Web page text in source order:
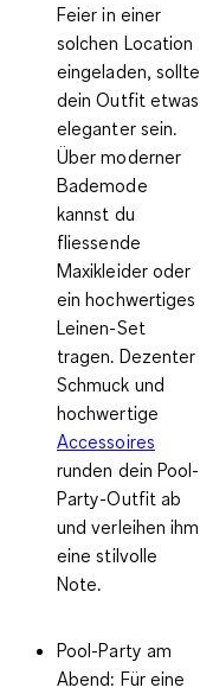
Feier in einer
solchen Location
eingeladen, sollte
dein Outfit etwas
eleganter sein.
Über moderner
Bademode
kannst du
fliessende
Maxikleider oder
ein hochwertiges
Leinen-Set
tragen. Dezenter
Schmuck und
hochwertige
Accessoires
runden dein Pool-
Party-Outfit ab
und verleihen ihm
eine stilvolle
Note.
Pool-Party am
Abend: Für eine